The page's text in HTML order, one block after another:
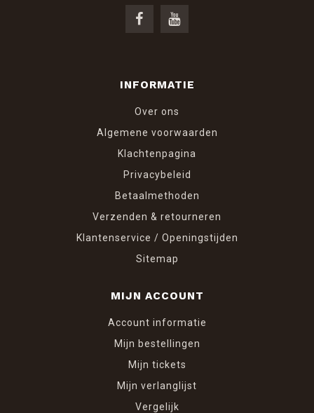
INFORMATIE
Over ons
Algemene voorwaarden
Klachtenpagina
Privacybeleid
Betaalmethoden
Verzenden & retourneren
Klantenservice / Openingstijden
Sitemap
MIJN ACCOUNT
Account informatie
Mijn bestellingen
Mijn tickets
Mijn verlanglijst
Vergelijk